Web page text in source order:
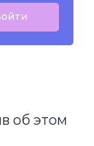
об этом